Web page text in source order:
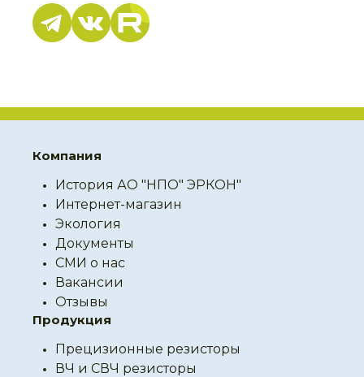
Компания
История АО "НПО" ЭРКОН"
Интернет-магазин
Экология
Документы
СМИ о нас
Вакансии
Отзывы
Продукция
Прецизионные резисторы
ВЧ и СВЧ резисторы